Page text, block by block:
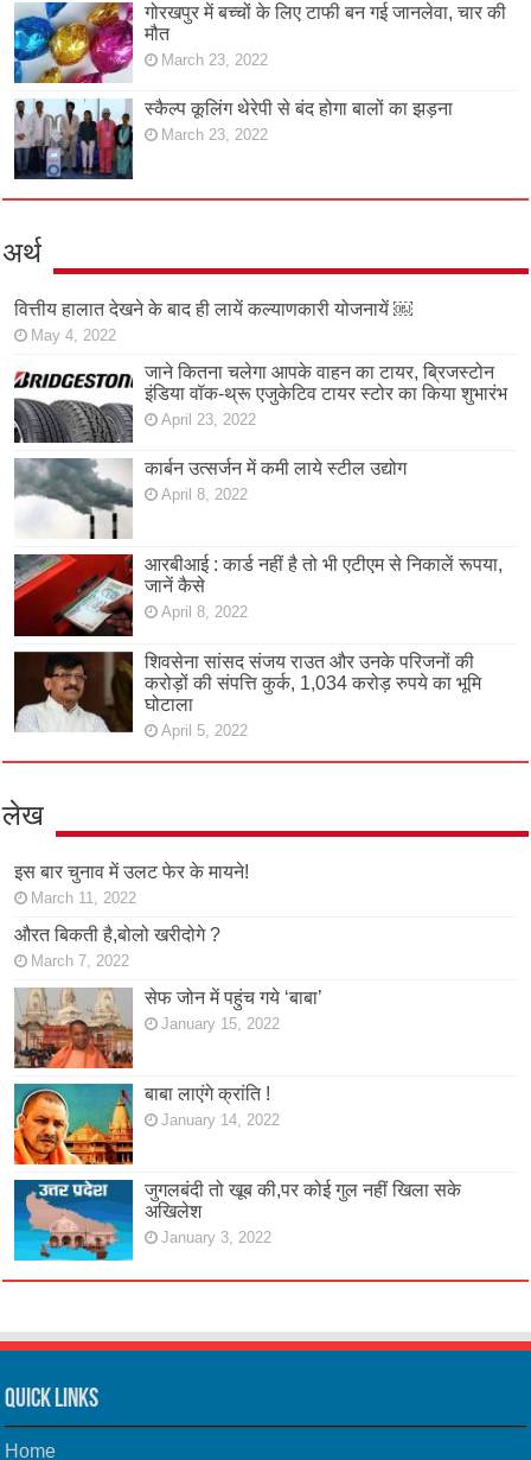
गोरखपुर में बच्चों के लिए टाफी बन गई जानलेवा, चार की
मौत
March 23, 2022
स्कैल्प कूलिंग थेरेपी से बंद होगा बालों का झड़ना
March 23, 2022
अर्थ
वित्तीय हालात देखने के बाद ही लायें कल्याणकारी योजनायें ￼
May 4, 2022
जाने कितना चलेगा आपके वाहन का टायर, ब्रिजस्टोन
इंडिया वॉक-थ्रू एजुकेटिव टायर स्टोर का किया शुभारंभ
April 23, 2022
कार्बन उत्सर्जन में कमी लाये स्टील उद्योग
April 8, 2022
आरबीआई : कार्ड नहीं है तो भी एटीएम से निकालें रूपया,
जानें कैसे
April 8, 2022
शिवसेना सांसद संजय राउत और उनके परिजनों की
करोड़ों की संपत्ति कुर्क, 1,034 करोड़ रुपये का भूमि
घोटाला
April 5, 2022
लेख
इस बार चुनाव में उलट फेर के मायने!
March 11, 2022
औरत बिकती है,बोलो खरीदोगे ?
March 7, 2022
सेफ जोन में पहुंच गये ‘बाबा’
January 15, 2022
बाबा लाएंगे क्रांति !
January 14, 2022
जुगलबंदी तो खूब की,पर कोई गुल नहीं खिला सके
अखिलेश
January 3, 2022
Quick Links
Home